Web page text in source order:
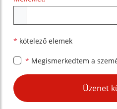
* kötelező elemek
* Megismerkedtem a
Google reCaptcha Response
Üzenet